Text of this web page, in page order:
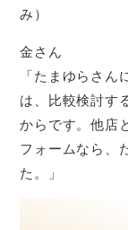
み）
金さん
「たまゆらさ
は、比較検討す
からです。他店
フォームなら、
た。」